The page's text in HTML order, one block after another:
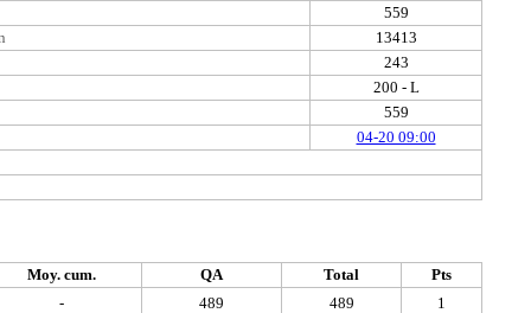
559
13413
243
200 - L
559
04-20 09:00
Moy. cum. QA Total
Pts
-
489 489 1